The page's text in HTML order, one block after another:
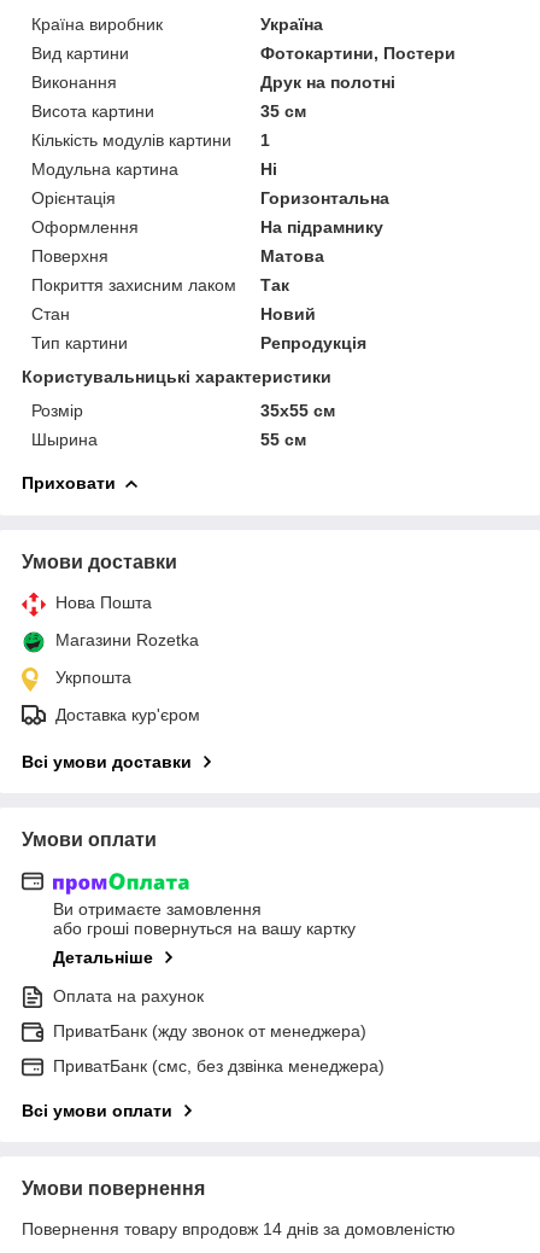
Країна виробник
Україна
Вид картини
Фотокартини, Постери
Виконання
Друк на полотні
Висота картини
35 см
Кількість модулів картини
1
Модульна картина
Ні
Орієнтація
Горизонтальна
Оформлення
На підрамнику
Поверхня
Матова
Покриття захисним лаком
Так
Стан
Новий
Тип картини
Репродукція
Користувальницькі характеристики
Розмір
35х55 см
Шырина
55 см
Приховати
Умови доставки
Нова Пошта
Магазини Rozetka
Укрпошта
Доставка кур'єром
Всі умови доставки
Умови оплати
Ви отримаєте замовлення
або гроші повернуться на вашу картку
Детальніше
Оплата на рахунок
ПриватБанк (жду звонок от менеджера)
ПриватБанк (смс, без дзвінка менеджера)
Всі умови оплати
Умови повернення
Повернення товару впродовж 14 днів за домовленістю